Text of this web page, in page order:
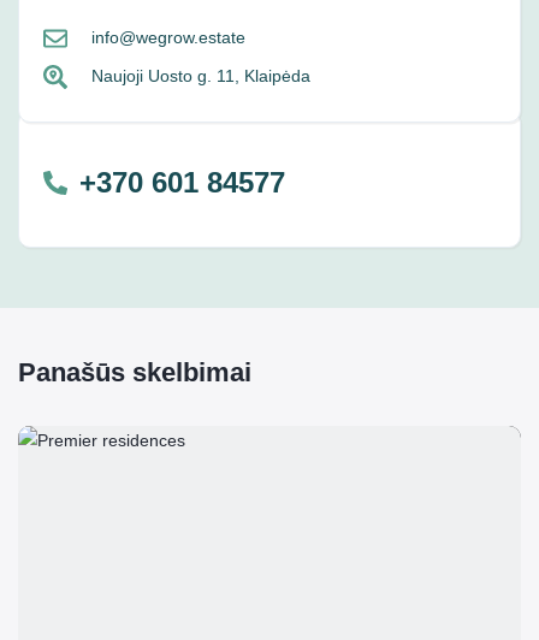
info@wegrow.estate
Naujoji Uosto g. 11, Klaipėda
+370 601 84577
Panašūs skelbimai